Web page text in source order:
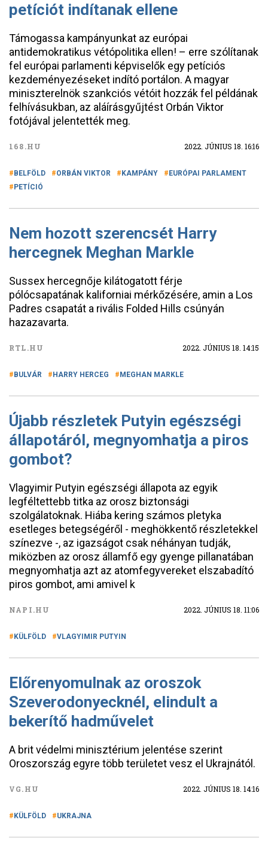
petíciót indítanak ellene
Támogassa kampányunkat az európai
antidemokratikus vétópolitika ellen! – erre szólítanak
fel európai parlamenti képviselők egy petíciós
kezdeményezéseket indító portálon. A magyar
miniszterelnök szankciós vétóit hozzák fel példának
felhívásukban, az aláírásgyűjtést Orbán Viktor
fotójával jelentették meg.
168.HU 2022. JÚNIUS 18. 16:16
BELFÖLD ORBÁN VIKTOR KAMPÁNY
EURÓPAI PARLAMENT
PETÍCIÓ
Nem hozott szerencsét Harry
hercegnek Meghan Markle
Sussex hercegnője kilátogatott férje
pólócsapatának kaliforniai mérkőzésére, amin a Los
Padres csapatát a rivális Folded Hills csúnyán
hazazavarta.
RTL.HU 2022. JÚNIUS 18. 14:15
BULVÁR HARRY HERCEG MEGHAN MARKLE
Újabb részletek Putyin egészségi
állapotáról, megnyomhatja a piros
gombot?
Vlagyimir Putyin egészségi állapota az egyik
legféltettebb titka az orosz biztonsági
szolgálatoknak. Hiába kering számos pletyka
esetleges betegségéről - meghökkentő részletekkel
színezve -, az igazságot csak néhányan tudják,
miközben az orosz államfő egy gyenge pillanatában
megnyomhatja azt az atomfegyvereket elszabadító
piros gombot, ami amivel k
NAPI.HU 2022. JÚNIUS 18. 11:06
KÜLFÖLD VLAGYIMIR PUTYIN
Előrenyomulnak az oroszok
Szeverodonyecknél, elindult a
bekerítő hadművelet
A brit védelmi minisztérium jelentése szerint
Oroszország egyre több területet vesz el Ukrajnától.
VG.HU 2022. JÚNIUS 18. 14:16
KÜLFÖLD UKRAJNA